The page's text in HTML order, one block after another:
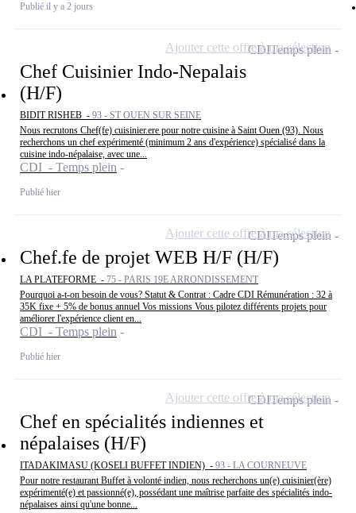
Publié il y a 2 jours
Chef Cuisinier Indo-Nepalais
(H/F)
BIDIT RISHEB - 93 - ST OUEN SUR SEINE
Nous recrutons Chef(fe) cuisinier.ere pour notre cuisine à Saint Ouen (93). Nous
recherchons un chef expérimenté (minimum 2 ans d'expérience) spécialisé dans la
cuisine indo-népalaise, avec une...
CDI - Temps plein
Publié hier
CDITemps plein
Ajouter cette offre à ma sélection
Chef.fe de projet WEB H/F (H/F)
LA PLATEFORME - 75 - PARIS 19E ARRONDISSEMENT
Pourquoi a-t-on besoin de vous? Statut & Contrat : Cadre CDI Rémunération : 32 à
35K fixe + 5% de bonus annuel Vos missions Vous pilotez différents projets pour
améliorer l'expérience client en...
CDI - Temps plein
Publié hier
CDITemps plein
Ajouter cette offre à ma sélection
Chef en spécialités indiennes et
népalaises (H/F)
ITADAKIMASU (KOSELI BUFFET INDIEN) - 93 - LA COURNEUVE
Pour notre restaurant Buffet à volonté indien, nous recherchons un(e) cuisinier(ère)
expérimenté(e) et passionné(e), possédant une maîtrise parfaite des spécialités indo-
népalaises ainsi qu'une bonne...
CDITemps plein
Ajouter cette offre à ma sélection